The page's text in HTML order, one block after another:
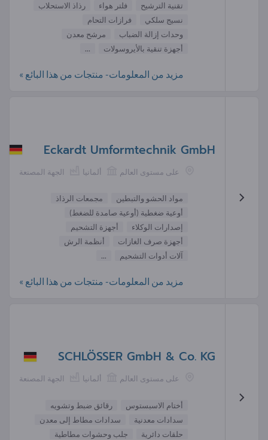
تقنية الترشيح
فلتر هواء
رذاذ الاستحلاب
نسيج سلكي
فرازات التحام
وحدات إزالة الضباب
مرشح معدن
أجهزة تنقية بالأيروسولات
...
مزيد من المعلومات- منتجات من هذا البائع »
Eckardt Umformtechnik GmbH
الجهة المصنعة ألمانيا على مستوى العالم
مواد الحشو والتبطين
مجمعات الرذاذ
أوعية ضغطية (أوعية صامدة للضغط)
إصدارات الوكلاء
أجهزة التشحيم
أجهزة صرف الغازات
أنظمة الرش
آلات أدوات التشحيم
...
مزيد من المعلومات- منتجات من هذا البائع »
SCHLÖSSER GmbH & Co. KG
الجهة المصنعة ألمانيا على مستوى العالم
أختام الاسبستوس
رقائق ضبط وتشويه
سدادات معدنية
سدادات مطاط إلى معدن
حلقات دائرية
جلب وحشوات مطاطية